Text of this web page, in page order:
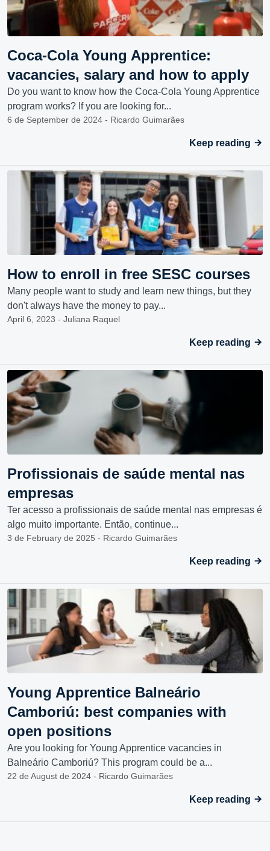
Coca-Cola Young Apprentice:
vacancies, salary and how to apply
Do you want to know how the Coca-Cola Young Apprentice
program works? If you are looking for...
6 de September de 2024 - Ricardo Guimarães
Keep reading
How to enroll in free SESC courses
Many people want to study and learn new things, but they
don't always have the money to pay...
April 6, 2023 - Juliana Raquel
Keep reading
Profissionais de saúde mental nas
empresas
Ter acesso a profissionais de saúde mental nas empresas é
algo muito importante. Então, continue...
3 de February de 2025 - Ricardo Guimarães
Keep reading
Young Apprentice Balneário
Camboriú: best companies with
open positions
Are you looking for Young Apprentice vacancies in
Balneário Camboriú? This program could be a...
22 de August de 2024 - Ricardo Guimarães
Keep reading